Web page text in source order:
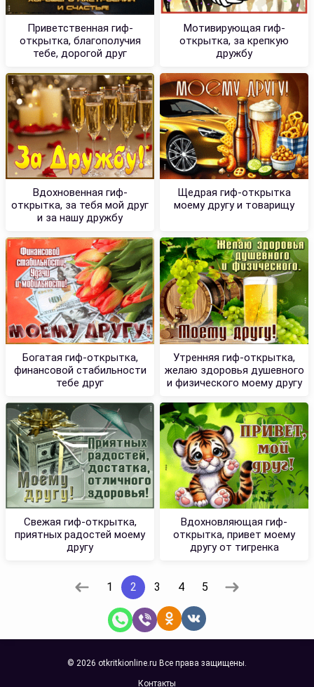
Приветственная гиф-
открытка, благополучия
тебе, дорогой друг
Мотивирующая гиф-
открытка, за крепкую
дружбу
Вдохновенная гиф-
открытка, за тебя мой друг
и за нашу дружбу
Щедрая гиф-открытка
моему другу и товарищу
Богатая гиф-открытка,
финансовой стабильности
тебе друг
Утренняя гиф-открытка,
желаю здоровья душевного
и физического моему другу
Свежая гиф-открытка,
приятных радостей моему
другу
Вдохновляющая гиф-
открытка, привет моему
другу от тигренка
1 2 3 4 5
© 2026 otkritkionline.ru Все права защищены.
Контакты